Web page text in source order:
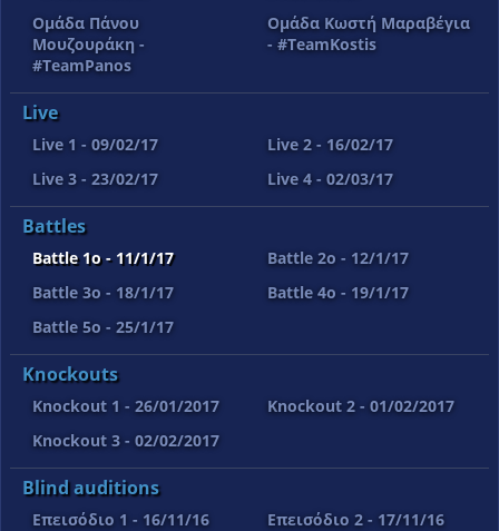
Ομάδα Πάνου
Μουζουράκη -
#TeamPanos
Ομάδα Κωστή Μαραβέγια
- #TeamKostis
Live
Live 1 - 09/02/17
Live 2 - 16/02/17
Live 3 - 23/02/17
Live 4 - 02/03/17
Battles
Battle 1o - 11/1/17
Battle 2o - 12/1/17
Battle 3o - 18/1/17
Battle 4o - 19/1/17
Battle 5o - 25/1/17
Knockouts
Knockout 1 - 26/01/2017
Knockout 2 - 01/02/2017
Knockout 3 - 02/02/2017
Blind auditions
Επεισόδιο 1 - 16/11/16
Επεισόδιο 2 - 17/11/16